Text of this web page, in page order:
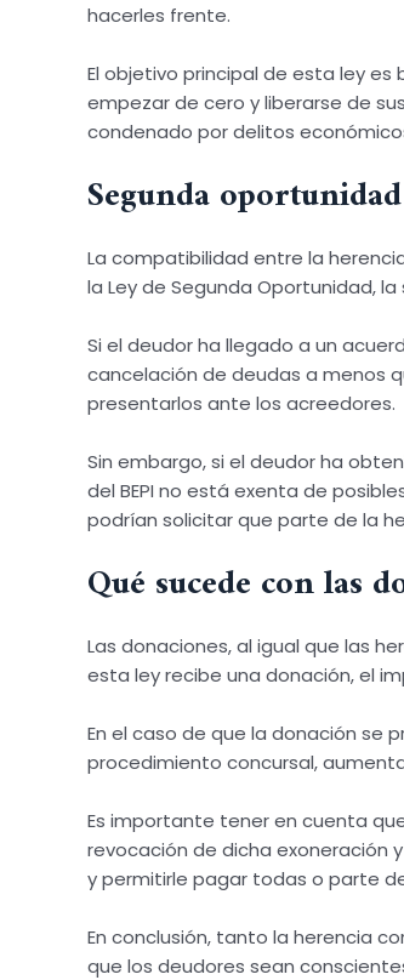
hacerles frente.
El objetivo principal de esta ley
empezar de cero y liberarse de
condenado por delitos
Segunda
La compatibilidad entre la
la Ley de Segunda Oportunidad,
Si el deudor ha llegado a un
cancelación de deudas a menos
presentarlos ante los acreedores.
Sin embargo, si el deudor ha
del BEPI no está exenta de
podrían solicitar que parte de la
Qué sucede con las
Las donaciones, al igual que las
esta ley recibe una donación, el
En el caso de que la donación se
procedimiento concursal,
Es importante tener en cuenta
revocación de dicha exoneración
y permitirle pagar todas o parte
En conclusión, tanto la herencia
que los deudores sean